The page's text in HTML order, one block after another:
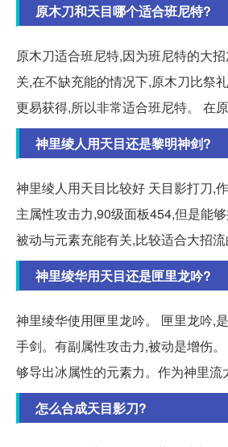
原木刀和天目哪个适合班尼特?
原木刀适合班尼特,因为班尼特的大
关,在不缺充能的情况下,原木刀比祭
更易获得,所以非常适合班尼特。 在原
神里绫人用天目还是黎明神剑?
神里绫人用天目比较好 天目影打刀,
主属性攻击力,90级面板454,但是能
被动与元素充能有关,比较适合大招
神里绫华用天目还是匣里龙吟?
神里绫华使用匣里龙吟。 匣里龙吟,
手剑。有副属性攻击力,被动是增伤
够导出冰属性的元素力。作为神里流
怎么合成天目影刀?